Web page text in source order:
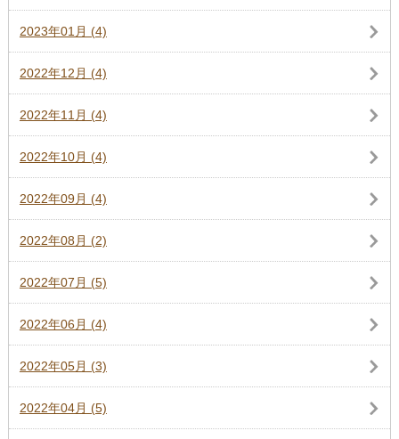
2023年01月 (4)
2022年12月 (4)
2022年11月 (4)
2022年10月 (4)
2022年09月 (4)
2022年08月 (2)
2022年07月 (5)
2022年06月 (4)
2022年05月 (3)
2022年04月 (5)